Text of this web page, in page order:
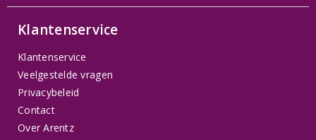
Klantenservice
Klantenservice
Veelgestelde vragen
Privacybeleid
Contact
Over Arentz